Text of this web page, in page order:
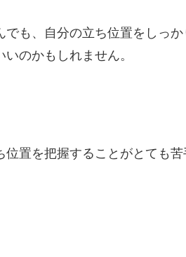
でも、自分の立ち位置をしっ
のかもしれません。
位置を把握することがとても